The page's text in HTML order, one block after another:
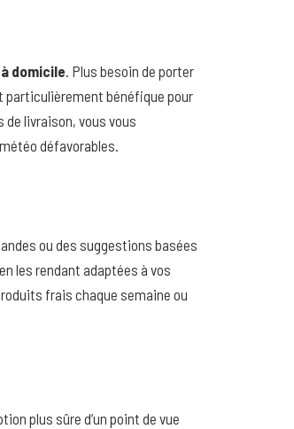
domicile. Plus besoin de porter
particulièrement bénéfique pour
livraison, vous vous
défavorables.
ou des suggestions basées
les rendant adaptées à vos
frais chaque semaine ou
plus sûre d’un point de vue